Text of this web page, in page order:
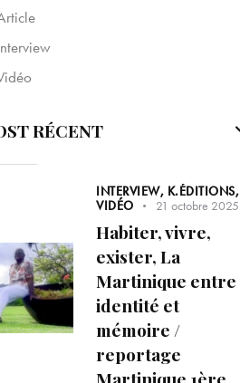
RÉCENT
INTERVIEW, K.ÉDITIONS,
VIDÉO
21 octobre 2025
Habiter, vivre,
exister, La
Martinique entre
identité et
mémoire /
reportage